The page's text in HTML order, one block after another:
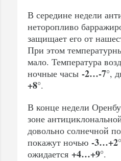
В середине недели
неторопливо
защищает его от
При этом
мало. Температура
ночные часы -2…-7°,
+8°.
В конце недели
зоне
довольно солнечной
покажут ночью -3…+2°
ожидается +4…+9°.